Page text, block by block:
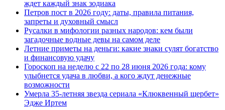
ждет каждый знак зодиака
Петров пост в 2026 году: даты, правила питания,
запреты и духовный смысл
Русалки в мифологии разных народов: кем были
загадочные водные девы на самом деле
Летние приметы на деньги: какие знаки сулят богатство
и финансовую удачу
Гороскоп на неделю с 22 по 28 июня 2026 года: кому
улыбнется удача в любви, а кого ждут денежные
возможности
Умерла 35-летняя звезда сериала «Клюквенный щербет»
Эдже Иртем